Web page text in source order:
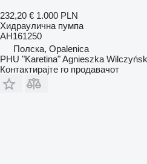
232,20 € 1.000 PLN
Хидраулична пумпа
AH161250
Полска, Opalenica
PHU "Karetina" Agnieszka
Контактирајте го продавачот